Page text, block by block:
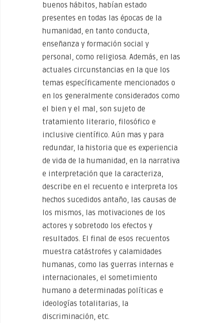
buenos hábitos, habían estado
presentes en todas las épocas de la
humanidad, en tanto conducta,
enseñanza y formación social y
personal, como religiosa. Además, en las
actuales circunstancias en la que los
temas específicamente mencionados o
en los generalmente considerados como
el bien y el mal, son sujeto de
tratamiento literario, filosófico e
inclusive científico. Aún mas y para
redundar, la historia que es experiencia
de vida de la humanidad, en la narrativa
e interpretación que la caracteriza,
describe en el recuento e interpreta los
hechos sucedidos antaño, las causas de
los mismos, las motivaciones de los
actores y sobretodo los efectos y
resultados. El final de esos recuentos
muestra catástrofes y calamidades
humanas, como las guerras internas e
internacionales, el sometimiento
humano a determinadas políticas e
ideologías totalitarias, la
discriminación, etc.